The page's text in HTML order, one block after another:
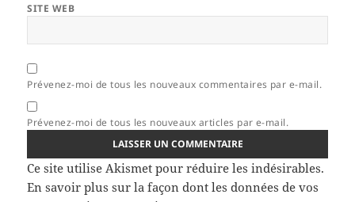
SITE WEB
Prévenez-moi de tous les nouveaux commentaires par e-mail.
Prévenez-moi de tous les nouveaux articles par e-mail.
Ce site utilise Akismet pour réduire les indésirables.
En savoir plus sur la façon dont les données de vos